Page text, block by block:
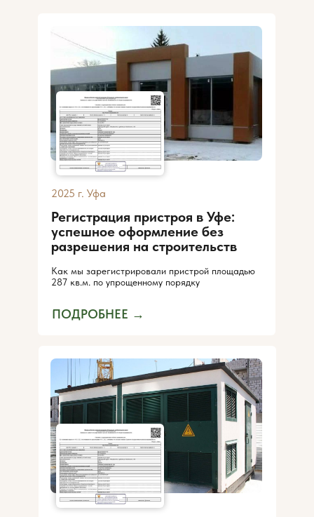
ПОДРОБНЕЕ →
Регистрация пристроя в Уфе:
успешное оформление без
разрешения на строительств
Как мы зарегистрировали пристрой площадью
287 кв.м. по упрощенному порядку
2025 г. Уфа